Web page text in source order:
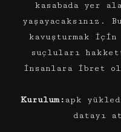
kasabada yer
yaşayacaksınız.
kavuşturmak için
suçluları
insanlara ibret
Kurulum: apk
datayı